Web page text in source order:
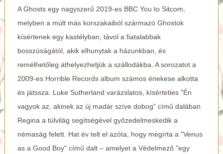
A Ghosts egy nagyszerű 2019-es BBC You to Sitcom,
melyben a múlt más korszakaiból származó Ghostok
kísértenek egy kastélyban, távol a fiatalabbak
bosszúságától, akik elhunytak a házunkban, és
remélhetőleg áthelyezhetjük a szállodákba. A sorozatot a
2009-es Horrible Records album számos énekese alkotta
és játssza. Luke Sutherland varázslatos, kísérteties "Én
vagyok az, akinek az új madár szíve dobog" című dalában
Regina a túlvilág segítségével győzedelmeskedik a
némaság felett. Hat év telt el azóta, hogy megírta a "Venus
as a Good Boy" című dalt – amelyet a Védelmező "egy